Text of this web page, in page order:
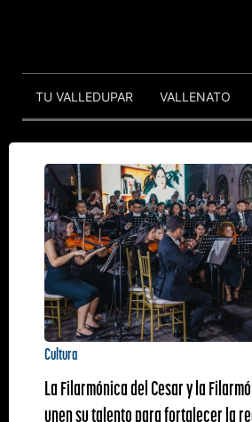
TU VALLEDUPAR VALLENATO
Cultura
La Filarmónica del Cesar y la
unen su talento para fortalecer la